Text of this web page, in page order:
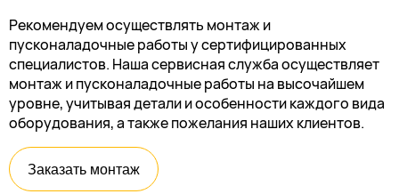
Рекомендуем осуществлять монтаж и
пусконаладочные работы у сертифицированных
специалистов. Наша сервисная служба осуществляет
монтаж и пусконаладочные работы на высочайшем
уровне, учитывая детали и особенности каждого вида
оборудования, а также пожелания наших клиентов.
Заказать монтаж